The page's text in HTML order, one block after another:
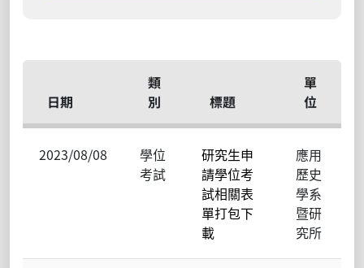
日期
類
別
標題
單
位
2023/08/08
學位
考試
研究生申
請學位考
試相關表
單打包下
載
應用
歷史
學系
暨研
究所